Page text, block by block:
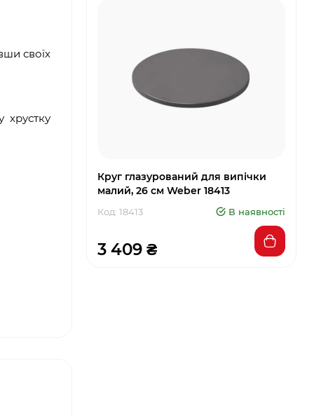
своїх
хрустку
Круг глазурований для випічки
малий, 26 см Weber 18413
Код: 18413 В наявності
3 409 ₴